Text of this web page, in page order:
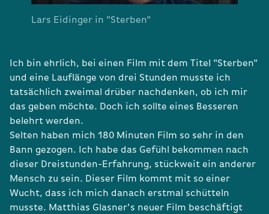
Lars Eidinger in "Sterben"
Ich bin ehrlich, bei einen Film mit dem Titel "Sterben"
und eine Lauflänge von drei Stunden musste ich
tatsächlich zweimal drüber nachdenken, ob ich mir
das geben möchte. Doch ich sollte eines Besseren
belehrt werden.
Selten haben mich 180 Minuten Film so sehr in den
Bann gezogen. Ich habe das Gefühl bekommen nach
dieser Dreistunden-Erfahrung, stückweit ein anderer
Mensch zu sein. Dieser Film kommt mit so einer
Wucht, dass ich mich danach erstmal schütteln
musste. Matthias Glasner's neuer Film beschäftigt